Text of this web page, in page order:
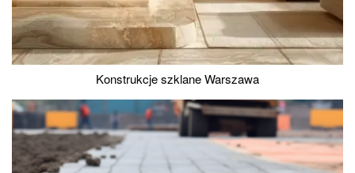
Konstrukcje szklane Warszawa